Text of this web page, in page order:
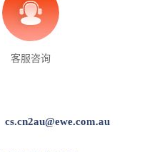
客服咨询
cs.cn2au@ewe.com.au